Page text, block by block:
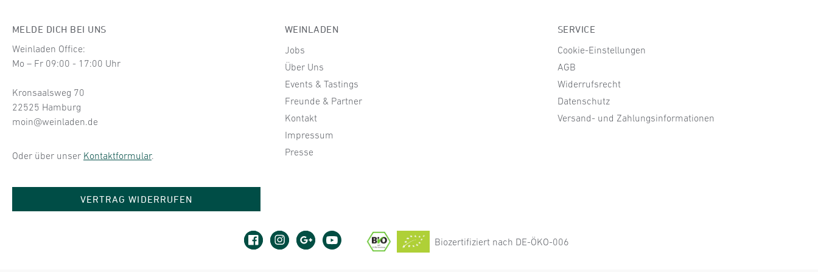
MELDE DICH BEI UNS
Weinladen Office:
Mo – Fr 09:00 - 17:00 Uhr
Kronsaalsweg 70
22525 Hamburg
moin@weinladen.de
Oder über unser Kontaktformular.
VERTRAG WIDERRUFEN
WEINLADEN
Jobs
Über Uns
Events & Tastings
Freunde & Partner
Kontakt
Impressum
Presse
SERVICE
Cookie-Einstellungen
AGB
Widerrufsrecht
Datenschutz
Versand- und Zahlungsinformationen
Biozertifiziert nach DE-ÖKO-006